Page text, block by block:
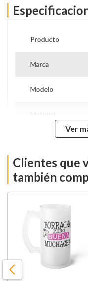
Producto
Marca
Modelo
Diámetro
Apto para
Lavavajillas
Peso
Garantía
Proveedor
Ver
Clientes que
también